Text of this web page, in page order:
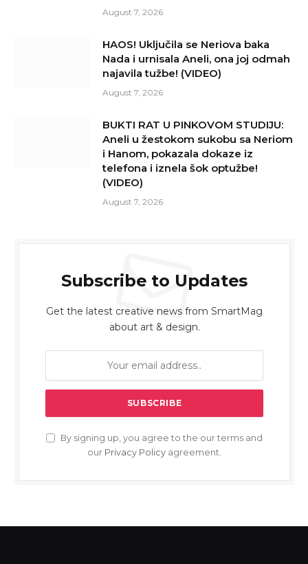
August 7, 2026
HAOS! Uključila se Neriova baka
Nada i urnisala Aneli, ona joj odmah
najavila tužbe! (VIDEO)
August 7, 2026
BUKTI RAT U PINKOVOM STUDIJU:
Aneli u žestokom sukobu sa Neriom
i Hanom, pokazala dokaze iz
telefona i iznela šok optužbe!
(VIDEO)
August 7, 2026
Subscribe to Updates
Get the latest creative news from SmartMag
about art & design.
By signing up, you agree to the our terms and
our Privacy Policy agreement.